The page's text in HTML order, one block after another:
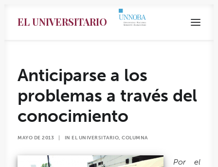
EL UNIVERSITARIO
Anticiparse a los
problemas a través del
conocimiento
MAYO DE 2013 IN EL UNIVERSITARIO, COLUMNA
Por el